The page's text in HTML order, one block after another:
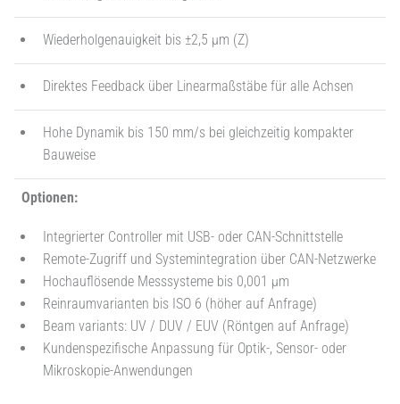
Wiederholgenauigkeit bis ±2,5 µm (Z)
Direktes Feedback über Linearmaßstäbe für alle Achsen
Hohe Dynamik bis 150 mm/s bei gleichzeitig kompakter
Bauweise
Optionen:
Integrierter Controller mit USB- oder CAN-Schnittstelle
Remote-Zugriff und Systemintegration über CAN-Netzwerke
Hochauflösende Messsysteme bis 0,001 µm
Reinraumvarianten bis ISO 6 (höher auf Anfrage)
Beam variants: UV / DUV / EUV (Röntgen auf Anfrage)
Kundenspezifische Anpassung für Optik-, Sensor- oder
Mikroskopie-Anwendungen